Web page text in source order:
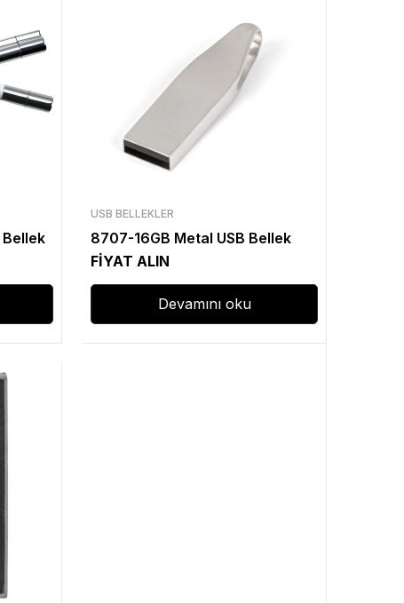
Bellek
USB BELLEKLER
8707-16GB Metal USB Bellek
FİYAT ALIN
Devamını oku